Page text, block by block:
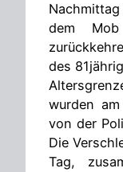
dem Mob
des
wurden
von der
Die
Tag,